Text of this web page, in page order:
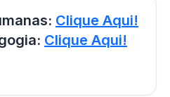
Clique Aqui!
Clique Aqui!